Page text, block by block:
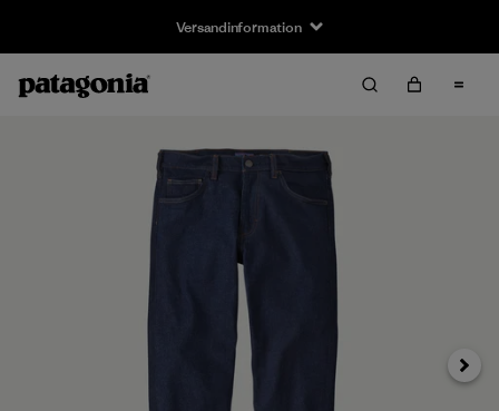
Versandinformation
Weiter